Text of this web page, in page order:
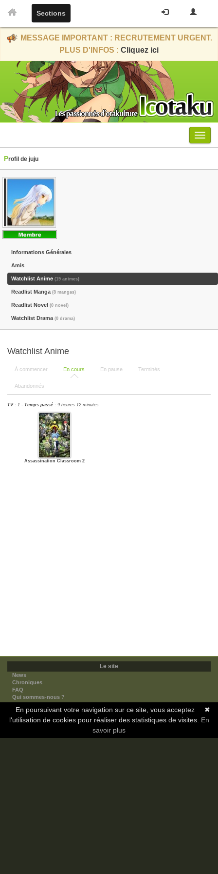
Sections
MESSAGE IMPORTANT : RECRUTEMENT URGENT.
PLUS D'INFOS : Cliquez ici
Menu
Profil de juju
Informations Générales
Amis
Watchlist Anime (19 animes)
Readlist Manga (8 mangas)
Readlist Novel (0 novel)
Watchlist Drama (0 drama)
Watchlist Anime
À commencer En cours En pause Terminés
Abandonnés
TV : 1 - Temps passé : 9 heures 12 minutes
Assassination Classroom 2
Le site
News
Chroniques
FAQ
Qui sommes-nous ?
Nos partenaires
Faites-nous connaitre
Nous contacter
✖
En poursuivant votre navigation sur ce site, vous acceptez
l'utilisation de cookies pour réaliser des statistiques de visites. En
savoir plus